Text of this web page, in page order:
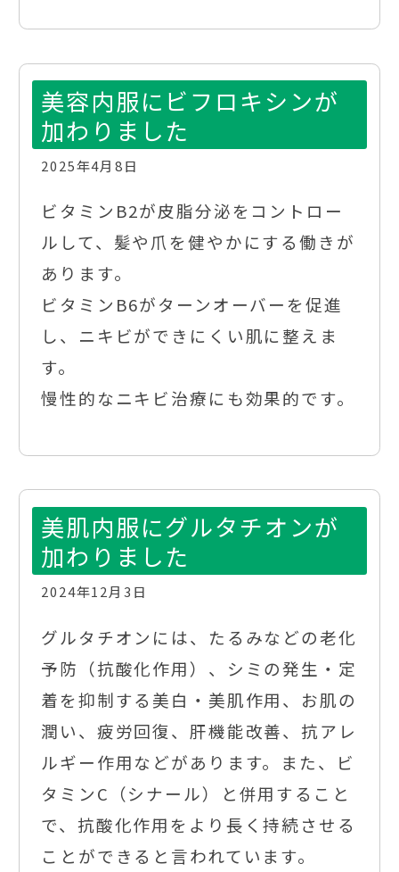
美容内服にビフロキシンが
加わりました
2025年4月8日
ビタミンB2が皮脂分泌をコントロー
ルして、髪や爪を健やかにする働きが
あります。
ビタミンB6がターンオーバーを促進
し、ニキビができにくい肌に整えま
す。
慢性的なニキビ治療にも効果的です。
美肌内服にグルタチオンが
加わりました
2024年12月3日
グルタチオンには、たるみなどの老化
予防（抗酸化作用）、シミの発生・定
着を抑制する美白・美肌作用、お肌の
潤い、疲労回復、肝機能改善、抗アレ
ルギー作用などがあります。また、ビ
タミンC（シナール）と併用すること
で、抗酸化作用をより長く持続させる
ことができると言われています。